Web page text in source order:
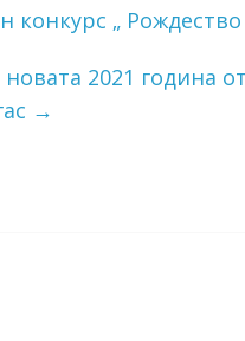
„ Рождество
2021 година
→